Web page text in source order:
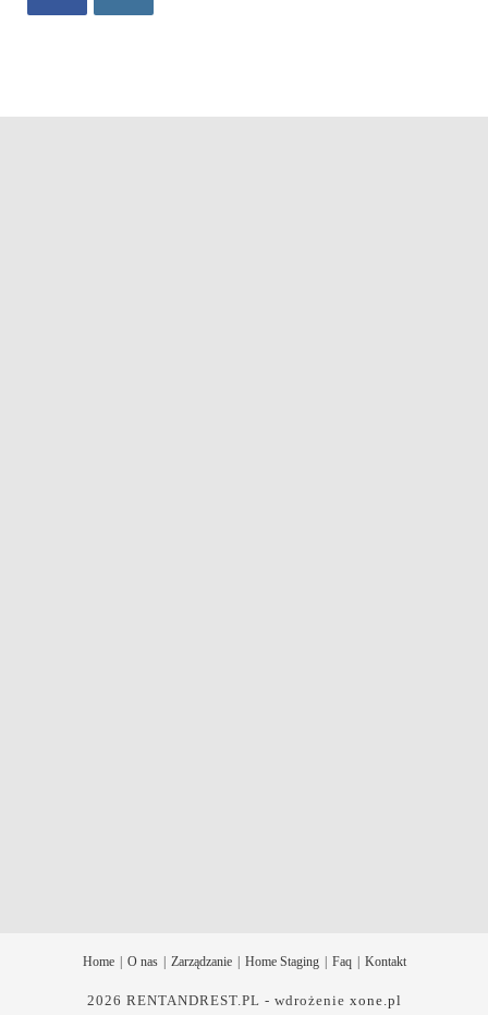
Home O nas Zarządzanie Home Staging Faq Kontakt
2026 RENTANDREST.PL - wdrożenie xone.pl